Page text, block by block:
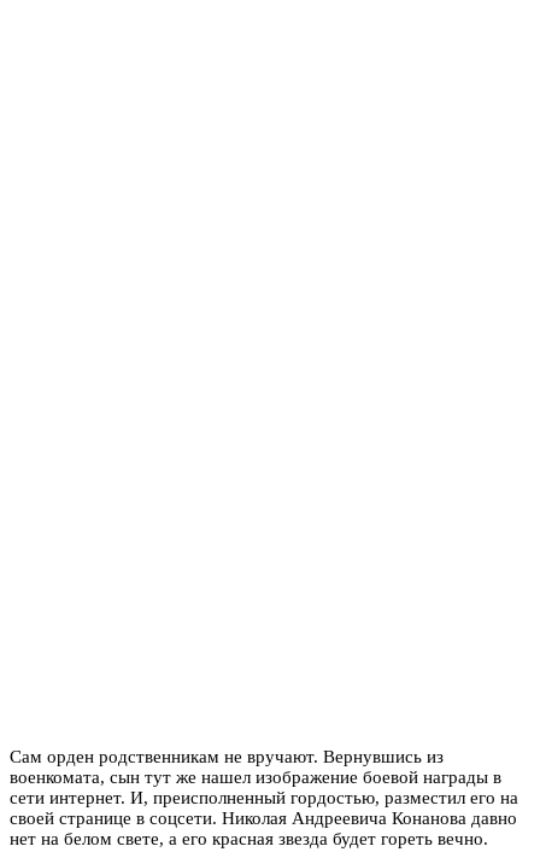
Сам орден родственникам не вручают. Вернувшись из
военкомата, сын тут же нашел изображение боевой награды в
сети интернет. И, преисполненный гордостью, разместил его на
своей странице в соцсети. Николая Андреевича Конанова давно
нет на белом свете, а его красная звезда будет гореть вечно.